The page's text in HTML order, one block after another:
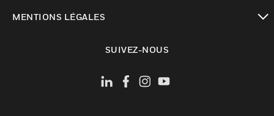
MENTIONS LÉGALES
SUIVEZ-NOUS